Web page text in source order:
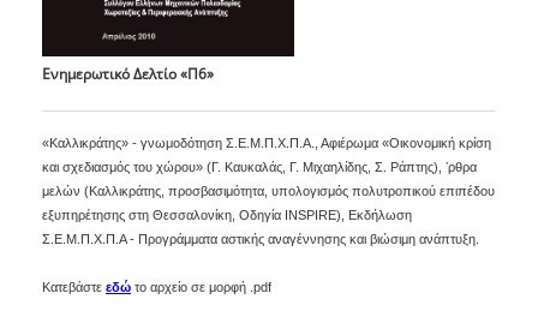
Ενημερωτικό Δελτίο «Π6»
«Καλλικράτης» - γνωμοδότηση Σ.Ε.Μ.Π.Χ.Π.Α., Αφιέρωμα «Οικονομική κρίση
και σχεδιασμός του χώρου» (Γ. Καυκαλάς, Γ. Μιχαηλίδης, Σ. Ράπτης), ʼρθρα
μελών (Καλλικράτης, προσβασιμότητα, υπολογισμός πολυτροπικού επιπέδου
εξυπηρέτησης στη Θεσσαλονίκη, Οδηγία INSPIRE), Εκδήλωση
Σ.Ε.Μ.Π.Χ.Π.Α - Προγράμματα αστικής αναγέννησης και βιώσιμη ανάπτυξη.
Κατεβάστε εδώ το αρχείο σε μορφή .pdf